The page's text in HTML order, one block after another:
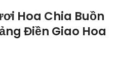
Hoa Chia Buồn
Điền Giao Hoa